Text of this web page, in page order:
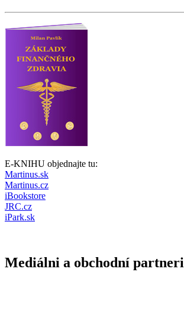
E-KNIHU objednajte tu:
Martinus.sk
Martinus.cz
iBookstore
JRC.cz
iPark.sk
Mediálni a obchodní partneri